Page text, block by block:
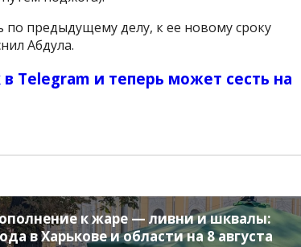
предыдущему делу, к ее новому сроку
Абдула.
Telegram и теперь может сесть на
к жаре — ливни и шквалы:
в Харькове и области на 8 августа